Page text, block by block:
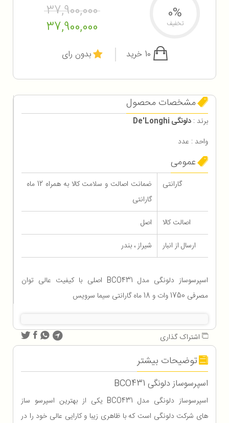
37,900,000
37,900,000
0%
تخفیف
بدون رای
مشخصات محصول
برند : دلونگی De'Longhi
واحد : عدد
عمومی
گارانتی
ضمانت اصالت و سلامت کالا به همراه 12 ماه
گارانتی
اصالت کالا
اصل
ارسال از انبار
شیراز ، بندر
اسپرسوساز دلونگی مدل BCO431 اصلی با کیفیت عالی توان
مصرفی 1750 وات و 18 ماه گارانتی سیما سرویس
اشتراک گذاری
توضیحات بیشتر
اسپرسوساز دلونگی BCO431
اسپرسوساز دلونگی مدل BCO431 یکی از بهترین اسپرسو ساز
های شرکت دلونگی است که با ظاهری زیبا و کارایی عالی خود را در